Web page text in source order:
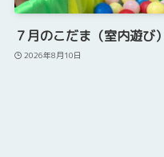
７月のこだま（室内遊び）
2026年8月10日